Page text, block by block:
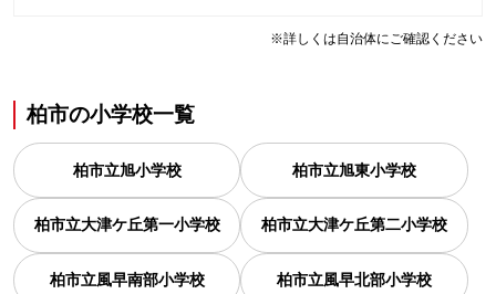
※詳しくは自治体にご確認ください
柏市の小学校一覧
柏市立旭小学校 柏市立旭東小学校
柏市立大津ケ丘第一小学校 柏市立大津ケ丘第二小学校
柏市立風早南部小学校 柏市立風早北部小学校